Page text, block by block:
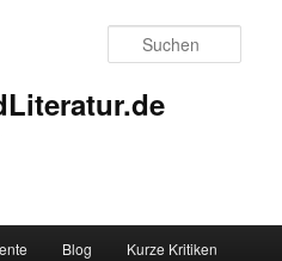
Blog Kurze Kritiken